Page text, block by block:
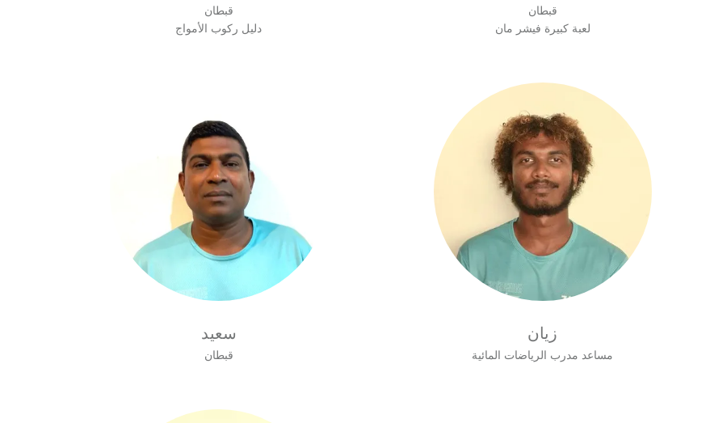
قبطان
دليل ركوب الأمواج
قبطان
لعبة كبيرة فيشر مان
سعيد
قبطان
زيان
مساعد مدرب الرياضات المائية